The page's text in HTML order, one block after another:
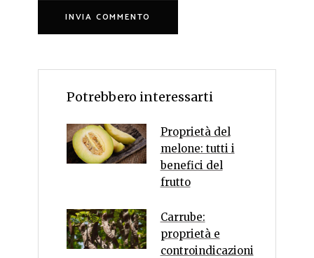
Potrebbero interessarti
Proprietà del
melone: tutti i
benefici del
frutto
Carrube:
proprietà e
controindicazioni